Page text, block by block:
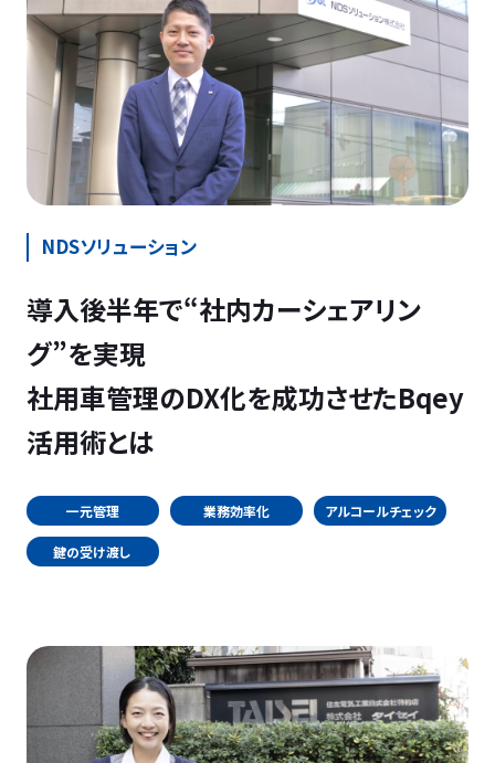
NDSソリューション
導入後半年で“社内カーシェアリン
グ”を実現
社用車管理のDX化を成功させたBqey
活用術とは
一元管理 業務効率化 アルコールチェック
鍵の受け渡し